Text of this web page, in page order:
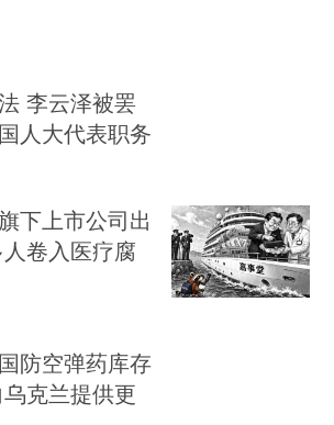
李云泽被罢
人大代表职务
下上市公司出
卷入医疗腐
防空弹药库存
克兰提供更